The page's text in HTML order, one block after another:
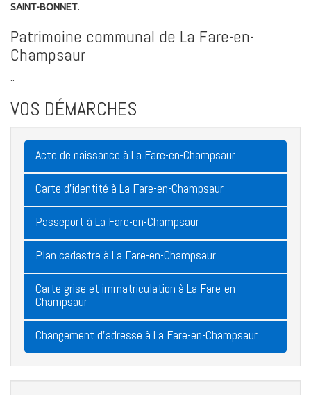
SAINT-BONNET.
Patrimoine communal de La Fare-en-
Champsaur
..
VOS DÉMARCHES
Acte de naissance à La Fare-en-Champsaur
Carte d'identité à La Fare-en-Champsaur
Passeport à La Fare-en-Champsaur
Plan cadastre à La Fare-en-Champsaur
Carte grise et immatriculation à La Fare-en-
Champsaur
Changement d'adresse à La Fare-en-Champsaur